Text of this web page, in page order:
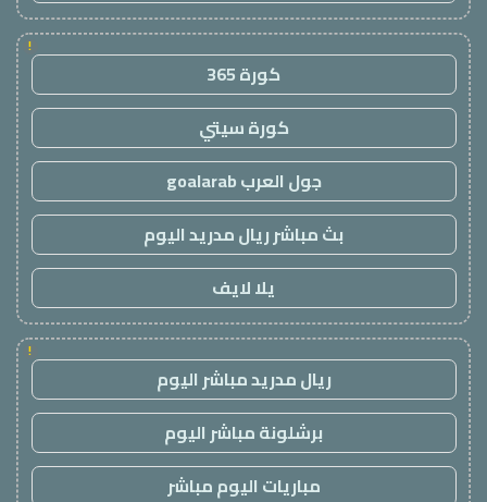
!
كورة 365
كورة سيتي
جول العرب goalarab
بث مباشر ريال مدريد اليوم
يلا لايف
!
ريال مدريد مباشر اليوم
برشلونة مباشر اليوم
مباريات اليوم مباشر